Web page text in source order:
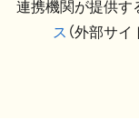
連携機関が提供す
ス （外部サ